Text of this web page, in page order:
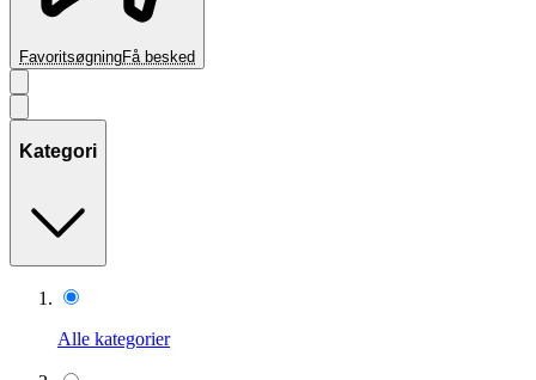
FavoritsøgningFå besked
Kategori
Alle kategorier